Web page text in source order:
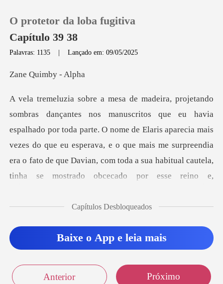
Loja
Histórico
Sair
O protetor da loba fugitiva
Capítulo 39 38
Palavras: 1135 |Lançado em: 09/05/2025
uimby
o por toda parte. O nome de Elaris aparecia mais
vezes do que eu esperava, e o que mais me surpreendia
era o
Capítulos Desbloqueados
Baixe o App e leia mais
Anterior Próximo